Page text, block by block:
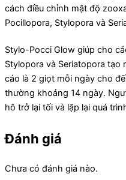
cách điều chỉnh mật độ
Pocillopora, Stylopora và
Stylo-Pocci Glow giúp cho
Stylopora và Seriatopora tạo
cáo là 2 giọt mỗi ngày cho
thường khoảng 14 ngày.
hô trở lại tối và lặp lại quá
Đánh giá
Chưa có đánh giá nào.